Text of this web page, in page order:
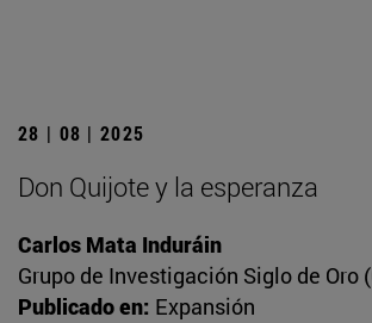
28 | 08 | 2025
Don Quijote y la esperanza
Carlos Mata Induráin
Grupo de Investigación Siglo de Oro
Publicado en: Expansión